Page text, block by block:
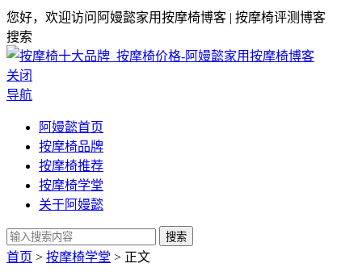
您好，欢迎访问阿嫚懿家用按摩椅博客 | 按摩椅评测博客
搜索
关闭
导航
阿嫚懿首页
按摩椅品牌
按摩椅推荐
按摩椅学堂
关于阿嫚懿
搜索
首页 > 按摩椅学堂 > 正文